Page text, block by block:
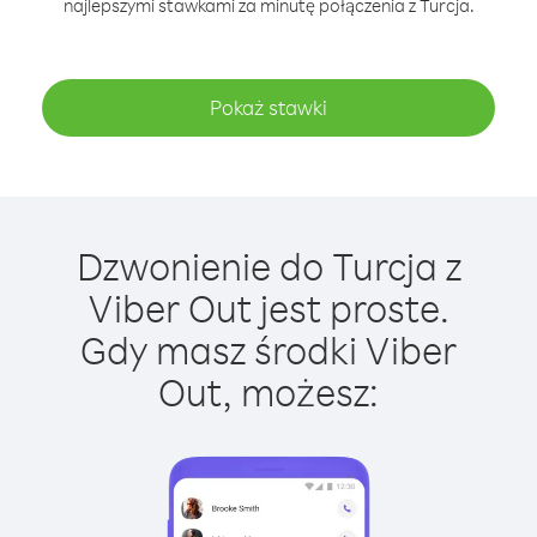
najlepszymi stawkami za minutę połączenia z Turcja.
Pokaż stawki
Dzwonienie do Turcja z
Viber Out jest proste.
Gdy masz środki Viber
Out, możesz: